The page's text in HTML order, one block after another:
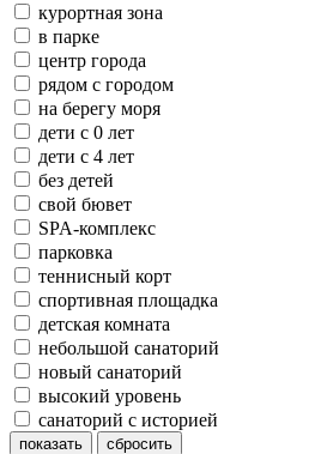
курортная зона
в парке
центр города
рядом с городом
на берегу моря
дети с 0 лет
дети с 4 лет
без детей
свой бювет
SPA-комплекс
парковка
теннисный корт
спортивная площадка
детская комната
небольшой санаторий
новый санаторий
высокий уровень
санаторий с историей
показать сбросить